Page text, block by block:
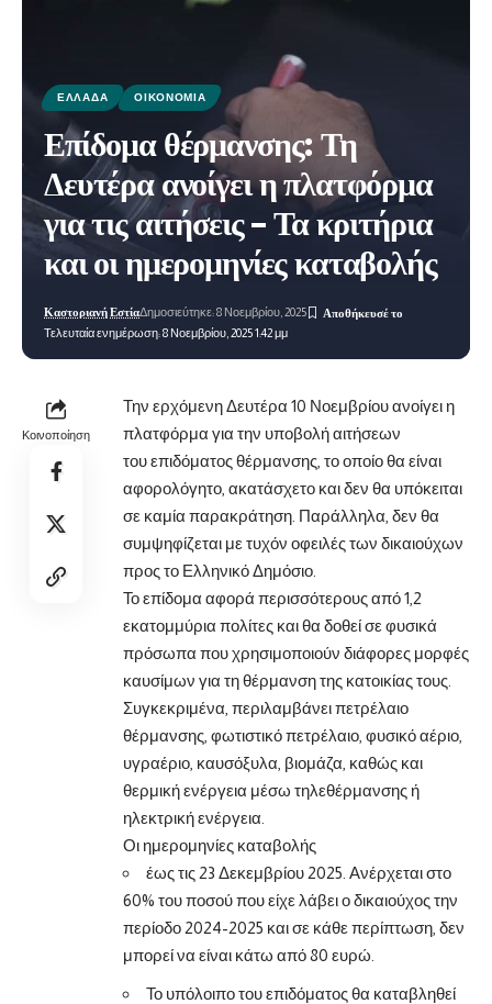
ΕΛΛΆΔΑ ΟΙΚΟΝΟΜΊΑ
Επίδομα θέρμανσης: Τη
Δευτέρα ανοίγει η πλατφόρμα
για τις αιτήσεις – Τα κριτήρια
και οι ημερομηνίες καταβολής
Τελευταία ενημέρωση: 8 Νοεμβρίου, 2025 1:42 μμ
Καστοριανή ΕστίαΔημοσιεύτηκε: 8 Νοεμβρίου, 2025
Κοινοποίηση
Την ερχόμενη Δευτέρα 10 Νοεμβρίου ανοίγει η
πλατφόρμα για την υποβολή αιτήσεων
του επιδόματος θέρμανσης, το οποίο θα είναι
αφορολόγητο, ακατάσχετο και δεν θα υπόκειται
σε καμία παρακράτηση. Παράλληλα, δεν θα
συμψηφίζεται με τυχόν οφειλές των δικαιούχων
προς το Ελληνικό Δημόσιο.
Το επίδομα αφορά περισσότερους από 1,2
εκατομμύρια πολίτες και θα δοθεί σε φυσικά
πρόσωπα που χρησιμοποιούν διάφορες μορφές
καυσίμων για τη θέρμανση της κατοικίας τους.
Συγκεκριμένα, περιλαμβάνει πετρέλαιο
θέρμανσης, φωτιστικό πετρέλαιο, φυσικό αέριο,
υγραέριο, καυσόξυλα, βιομάζα, καθώς και
θερμική ενέργεια μέσω τηλεθέρμανσης ή
ηλεκτρική ενέργεια.
Οι ημερομηνίες καταβολής
έως τις 23 Δεκεμβρίου 2025. Ανέρχεται στο
60% του ποσού που είχε λάβει ο δικαιούχος την
περίοδο 2024-2025 και σε κάθε περίπτωση, δεν
μπορεί να είναι κάτω από 80 ευρώ.
Το υπόλοιπο του επιδόματος θα καταβληθεί